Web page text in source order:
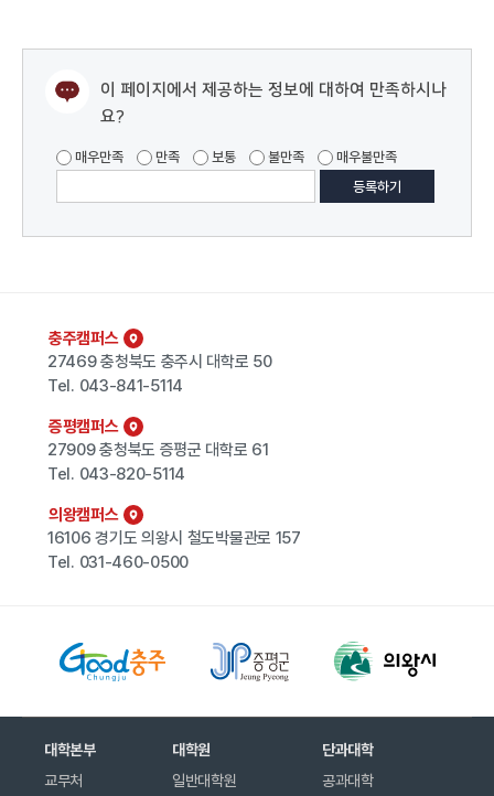
이 페이지에서 제공하는 정보에 대하여 만족하시나
요?
매우만족 만족 보통 불만족 매우불만족
충주캠퍼스
27469 충청북도 충주시 대학로 50
Tel. 043-841-5114
증평캠퍼스
27909 충청북도 증평군 대학로 61
Tel. 043-820-5114
의왕캠퍼스
16106 경기도 의왕시 철도박물관로 157
Tel. 031-460-0500
대학본부
교무처
대학원
일반대학원
단과대학
공과대학